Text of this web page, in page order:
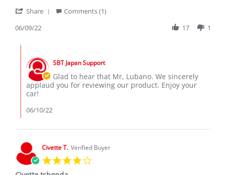
Lubano
on
Jun
Probox
Share
on
Jun
2022
Comments (1)
06/09/22
17 1
Store
Owner
on
Review
Lubano
S.
Jun
2022
SBT Japan Support
Glad to hear that Mr, Lubano. We sincerely
applaud you for reviewing our product. Enjoy your
car!
06/10/22
Civette T. Verified Buyer